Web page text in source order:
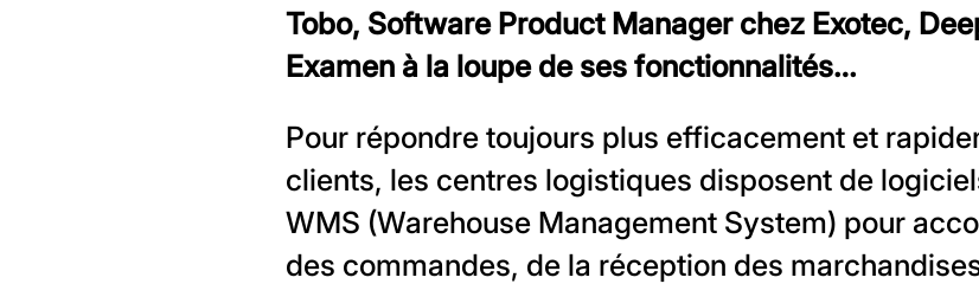
Tobo, Software Product Manager chez Exotec,
Examen à la loupe de ses fonctionnalités…
Pour répondre toujours plus efficacement et
clients, les centres logistiques disposent de
WMS (Warehouse Management System) pour
des commandes, de la réception des